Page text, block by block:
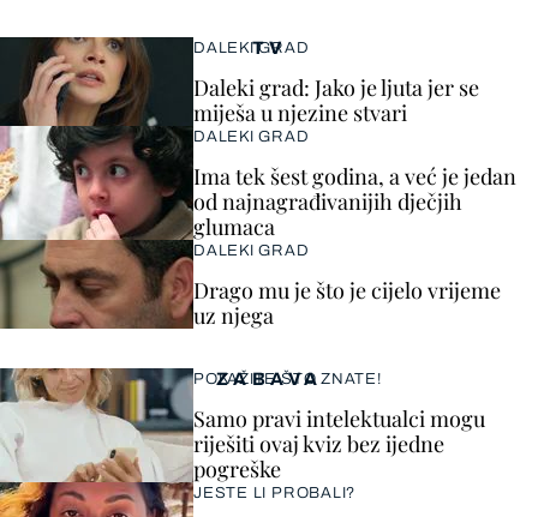
ZABAVA
POKAŽITE ŠTO ZNATE!
Samo pravi intelektualci mogu
riješiti ovaj kviz bez ijedne
pogreške
JESTE LI PROBALI?
TV
DALEKI GRAD
Daleki grad: Jako je ljuta jer se
miješa u njezine stvari
DALEKI GRAD
Ima tek šest godina, a već je jedan
od najnagrađivanijih dječjih
glumaca
DALEKI GRAD
Drago mu je što je cijelo vrijeme
uz njega